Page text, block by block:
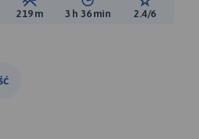
Suma spadków:
219 m Średni czas potrzebny
3 h 36 min Ocena
2.4/6